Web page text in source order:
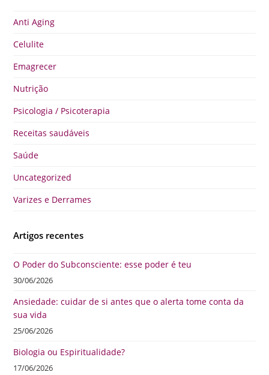
Anti Aging
Celulite
Emagrecer
Nutrição
Psicologia / Psicoterapia
Receitas saudáveis
Saúde
Uncategorized
Varizes e Derrames
Artigos recentes
O Poder do Subconsciente: esse poder é teu
30/06/2026
Ansiedade: cuidar de si antes que o alerta tome conta da
sua vida
25/06/2026
Biologia ou Espiritualidade?
17/06/2026